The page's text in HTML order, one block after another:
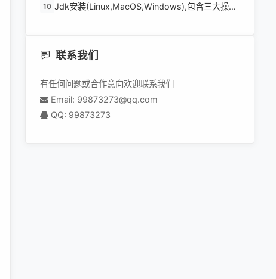
10 Jdk安装(Linux,MacOS,Windows),包含三大操作
联系我们
有任何问题或合作意向欢迎联系我们
Email: 99873273@qq.com
QQ: 99873273